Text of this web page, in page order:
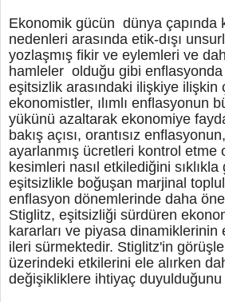
Ekonomik gücün dünya çapında
nedenleri arasında etik-dışı
yozlaşmış fikir ve eylemleri ve
hamleler olduğu gibi
eşitsizlik arasındaki ilişkiye ilişkin
ekonomistler, ılımlı enflasyonun
yükünü azaltarak ekonomiye
bakış açısı, orantısız
ayarlanmış ücretleri kontrol etme
kesimleri nasıl etkilediğini
eşitsizlikle boğuşan marjinal
enflasyon dönemlerinde daha
Stiglitz, eşitsizliği sürdüren
kararları ve piyasa dinamiklerinin
ileri sürmektedir. Stiglitz'in
üzerindeki etkilerini ele alırken
değişikliklere ihtiyaç duyulduğunu